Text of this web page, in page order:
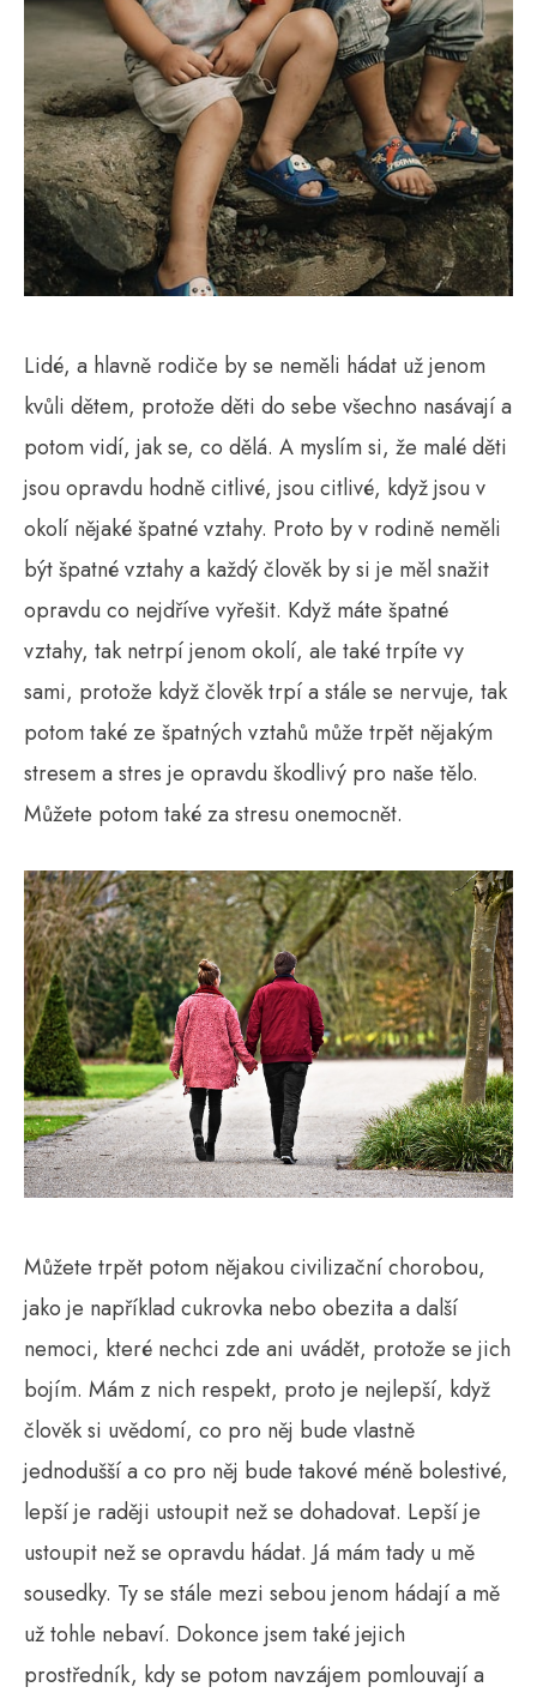
Lidé, a hlavně rodiče by se neměli hádat už jenom
kvůli dětem, protože děti do sebe všechno nasávají a
potom vidí, jak se, co dělá. A myslím si, že malé děti
jsou opravdu hodně citlivé, jsou citlivé, když jsou v
okolí nějaké špatné vztahy. Proto by v rodině neměli
být špatné vztahy a každý člověk by si je měl snažit
opravdu co nejdříve vyřešit. Když máte špatné
vztahy, tak netrpí jenom okolí, ale také trpíte vy
sami, protože když člověk trpí a stále se nervuje, tak
potom také ze špatných vztahů může trpět nějakým
stresem a stres je opravdu škodlivý pro naše tělo.
Můžete potom také za stresu onemocnět.
Můžete trpět potom nějakou civilizační chorobou,
jako je například cukrovka nebo obezita a další
nemoci, které nechci zde ani uvádět, protože se jich
bojím. Mám z nich respekt, proto je nejlepší, když
člověk si uvědomí, co pro něj bude vlastně
jednodušší a co pro něj bude takové méně bolestivé,
lepší je raději ustoupit než se dohadovat. Lepší je
ustoupit než se opravdu hádat. Já mám tady u mě
sousedky. Ty se stále mezi sebou jenom hádají a mě
už tohle nebaví. Dokonce jsem také jejich
prostředník, kdy se potom navzájem pomlouvají a